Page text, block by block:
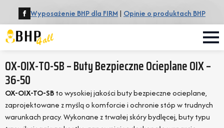
Wyposażenie BHP dla FIRM | Opinie o produktach BHP
OX-OIX-TO-SB – Buty Bezpieczne Ocieplane OIX –
36-50
OX-OIX-TO-SBto wysokiej jakości buty bezpieczne ocieplane,
zaprojektowane z myślą o komforcie i ochronie stóp w trudnych
warunkach pracy. Wykonane z trwałej skóry bydlęcej, buty typu